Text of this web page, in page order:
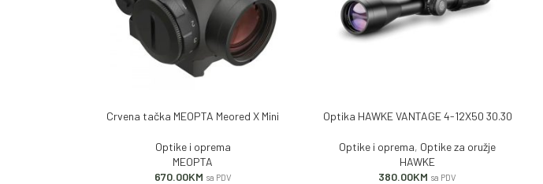
DODAJ U KORPU
Crvena tačka MEOPTA Meored X Mini
Optike i oprema
MEOPTA
670.00KM sa PDV
DODAJ U KORPU
Optika HAWKE VANTAGE 4-12X50 30.30
Optike i oprema, Optike za oružje
HAWKE
380.00KM sa PDV